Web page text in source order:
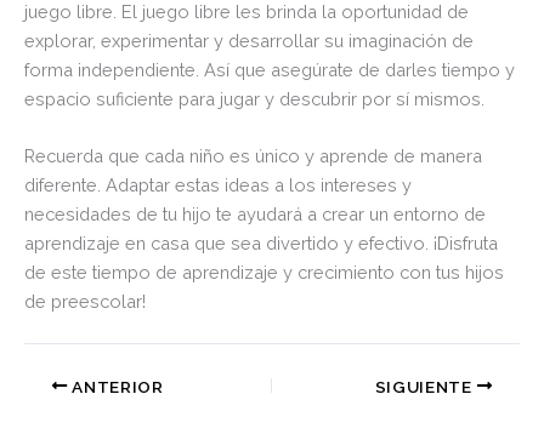
juego libre. El juego libre les brinda la oportunidad de
explorar, experimentar y desarrollar su imaginación de
forma independiente. Así que asegúrate de darles tiempo y
espacio suficiente para jugar y descubrir por sí mismos.
Recuerda que cada niño es único y aprende de manera
diferente. Adaptar estas ideas a los intereses y
necesidades de tu hijo te ayudará a crear un entorno de
aprendizaje en casa que sea divertido y efectivo. ¡Disfruta
de este tiempo de aprendizaje y crecimiento con tus hijos
de preescolar!
ANTERIOR SIGUIENTE